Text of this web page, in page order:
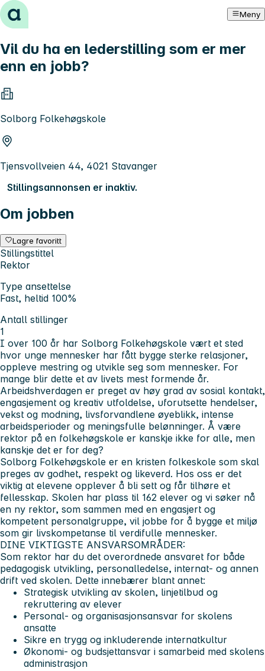
Hopp til innhold Meny
Vil du ha en lederstilling som er mer
enn en jobb?
Solborg Folkehøgskole
Tjensvollveien 44, 4021 Stavanger
Stillingsannonsen er inaktiv.
Om jobben
Lagre favoritt
Stillingstittel
Rektor
Type ansettelse
Fast, heltid 100%
Antall stillinger
1
I over 100 år har Solborg Folkehøgskole vært et sted
hvor unge mennesker har fått bygge sterke relasjoner,
oppleve mestring og utvikle seg som mennesker. For
mange blir dette et av livets mest formende år.
Arbeidshverdagen er preget av høy grad av sosial kontakt,
engasjement og kreativ utfoldelse, uforutsette hendelser,
vekst og modning, livsforvandlene øyeblikk, intense
arbeidsperioder og meningsfulle belønninger. Å være
rektor på en folkehøgskole er kanskje ikke for alle, men
kanskje det er for deg?
Solborg Folkehøgskole er en kristen folkeskole som skal
preges av godhet, respekt og likeverd. Hos oss er det
viktig at elevene opplever å bli sett og får tilhøre et
fellesskap. Skolen har plass til 162 elever og vi søker nå
en ny rektor, som sammen med en engasjert og
kompetent personalgruppe, vil jobbe for å bygge et miljø
som gir livskompetanse til verdifulle mennesker.
DINE VIKTIGSTE ANSVARSOMRÅDER:
Som rektor har du det overordnede ansvaret for både
pedagogisk utvikling, personalledelse, internat- og annen
drift ved skolen. Dette innebærer blant annet:
Strategisk utvikling av skolen, linjetilbud og
rekruttering av elever
Personal- og organisasjonsansvar for skolens
ansatte
Sikre en trygg og inkluderende internatkultur
Økonomi- og budsjettansvar i samarbeid med skolens
administrasjon